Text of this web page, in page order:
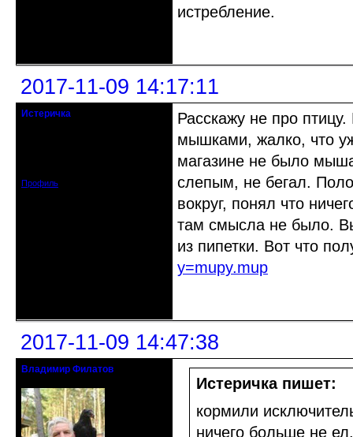
истребление.
2017-11-09 14:17:11
Истеричка
Профиль
Расскажу не про
мышками, жалко, что
магазине не было
слепым, не бегал.
вокруг, понял что
там смысла не было.
из пипетки. Вот что
y=mupy.mup
2017-11-09 14:47:38
Владимир Филатов
Истеричка пишет:
кормили
ничего больше не ел.